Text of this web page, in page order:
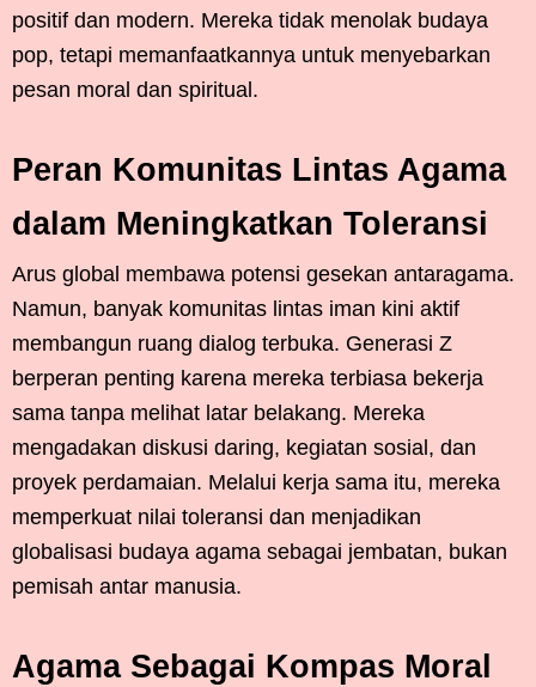
positif dan modern. Mereka tidak menolak budaya
pop, tetapi memanfaatkannya untuk menyebarkan
pesan moral dan spiritual.
Peran Komunitas Lintas Agama
dalam Meningkatkan Toleransi
Arus global membawa potensi gesekan antaragama.
Namun, banyak komunitas lintas iman kini aktif
membangun ruang dialog terbuka. Generasi Z
berperan penting karena mereka terbiasa bekerja
sama tanpa melihat latar belakang. Mereka
mengadakan diskusi daring, kegiatan sosial, dan
proyek perdamaian. Melalui kerja sama itu, mereka
memperkuat nilai toleransi dan menjadikan
globalisasi budaya agama sebagai jembatan, bukan
pemisah antar manusia.
Agama Sebagai Kompas Moral